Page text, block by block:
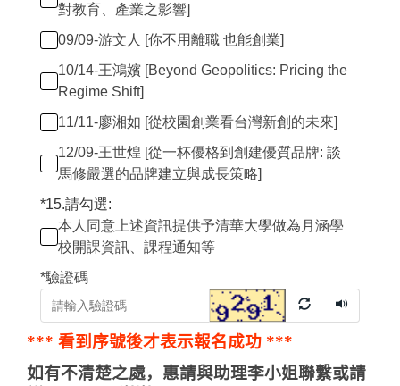
對教育、產業之影響]
09/09-游文人 [你不用離職 也能創業]
10/14-王鴻嬪 [Beyond Geopolitics: Pricing the
Regime Shift]
11/11-廖湘如 [從校園創業看台灣新創的未來]
12/09-王世煌 [從一杯優格到創建優質品牌: 談
馬修嚴選的品牌建立與成長策略]
*15.請勾選:
本人同意上述資訊提供予清華大學做為月涵學
校開課資訊、課程通知等
*驗證碼
*** 看到序號後才表示報名成功 ***
如有不清楚之處，惠請與助理李小姐聯繫或請